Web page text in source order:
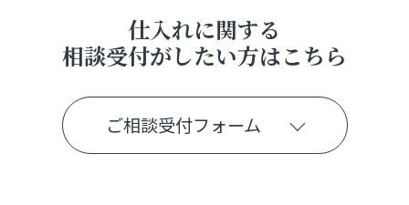
仕入れに関する
相談受付がしたい方はこちら
ご相談受付フォーム